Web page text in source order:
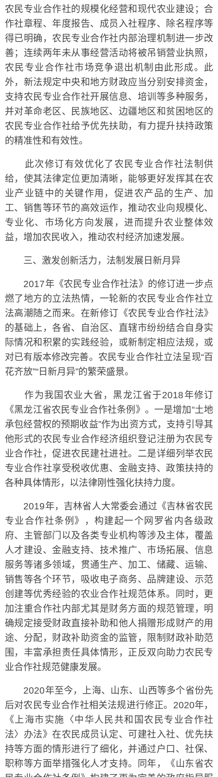
农民专业合作社的规模化经营和现代农业建设；合
作社章程、年度报告、成员入社程序、除名程序等
得已明确，农民专业合作社内部治理机制进一步改
善；连续两年未从事经营活动将被吊销营业执照，
农民专业合作社市场竞争退出机制由此形成。此
外，新法规定中央和地方财政应当分别安排资金，
支持农民专业合作社开展信息、培训等多种服务，
并对革命老区、民族地区、边疆地区和贫困地区的
农民专业合作社给予优先扶助，有力提升扶持政策
的精准性和有效性。
此次修订有效优化了农民专业合作社法制供
给，使其法律定位更加清晰，能够更好发挥其在农
业产业链中的关键作用，促进农产品的生产、加
工、销售等环节的高效运作，推动农业向规模化、
专业化、市场化方向发展，进而提升农业整体效
益，增加农民收入，推动农村经济加速发展。
三、激发创新活力，法制发展日新月异
2017年《农民专业合作社法》的修订进一步点
燃了地方的立法热情，一轮新的农民专业合作社立
法高潮随之而来。在新修订《农民专业合作社法》
的基础上，各省、自治区、直辖市纷纷结合自身实
际情况和积累的实践经验，或新制定相应法规，或
对已有版本修改完善。农民专业合作社立法呈现“百
花齐放”“日新月异”的繁荣盛景。
作为我国农业大省，黑龙江省于2018年修订
《黑龙江省农民专业合作社条例》。一是增加“土地
承包经营权的预期收益”作为出资方式，支持引导其
他形式的农民专业合作经济组织登记注册为农民专
业合作社，促进农民建社进社。二是详细列举农民
专业合作社享受税收优惠、金融支持、政策扶持的
各种具体情形，以法律刚性强化扶持力度。
2019年，吉林省人大常委会通过《吉林省农民
专业合作社条例》，构建起一个网罗省内各级政
府、主管部门以及各类专业机构等涉及主体，覆盖
人才建设、金融支持、技术推广、市场拓展、信息
服务等诸多领域，贯通生产、加工、储藏、运输、
销售等各个环节，吸收电子商务、品牌建设、示范
创建等优秀经验的农业合作社规范体系。同时，更
加注重合作社内部尤其是财务方面的规范管理，明
确规定接受财政直接补助和他人捐赠形成财产的用
途、分配，财政补助资金的监管，限制财政补助范
围，丰富承担责任具体情形，正反双向助力农民专
业合作社规范健康发展。
2020年至今，上海、山东、山西等多个省份先
后对农民专业合作社相关法规进行修正。2020年，
《上海市实施〈中华人民共和国农民专业合作社
法〉办法》在农民成员认定、可建社入社、优先扶
持等方面的情形进行了细化，并通过户口、社保、
职称等方面举措强化人才支持。同年，《山东省农